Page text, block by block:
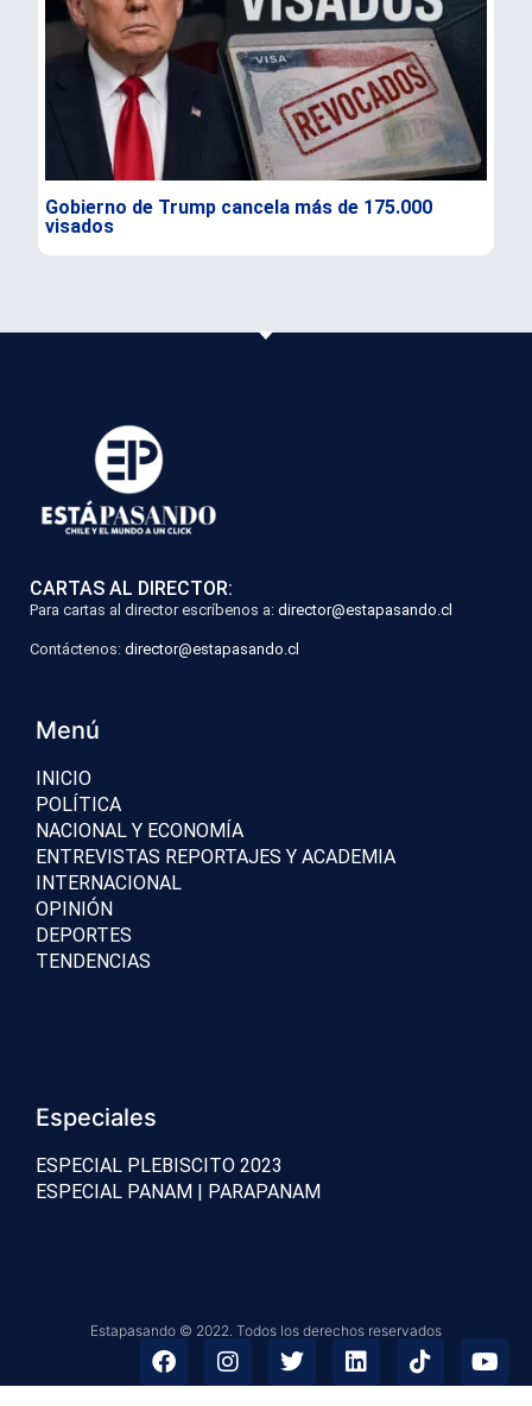
Gobierno de Trump cancela más de 175.000
visados
CARTAS AL DIRECTOR:
Para cartas al director escríbenos a: director@estapasando.cl
Contáctenos: director@estapasando.cl
Menú
INICIO
POLÍTICA
NACIONAL Y ECONOMÍA
ENTREVISTAS REPORTAJES Y ACADEMIA
INTERNACIONAL
OPINIÓN
DEPORTES
TENDENCIAS
Especiales
ESPECIAL PLEBISCITO 2023
ESPECIAL PANAM | PARAPANAM
Estapasando © 2022. Todos los derechos reservados